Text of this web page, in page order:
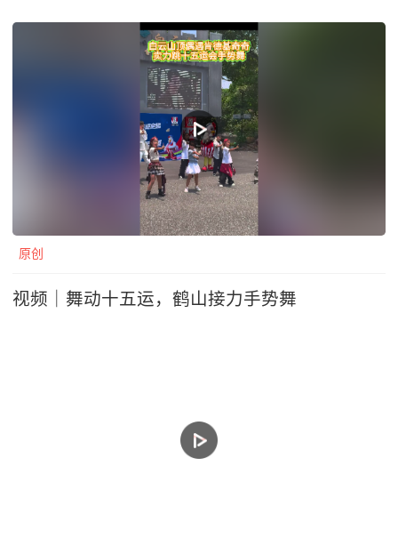
原创
视频｜舞动十五运，鹤山接力手势舞